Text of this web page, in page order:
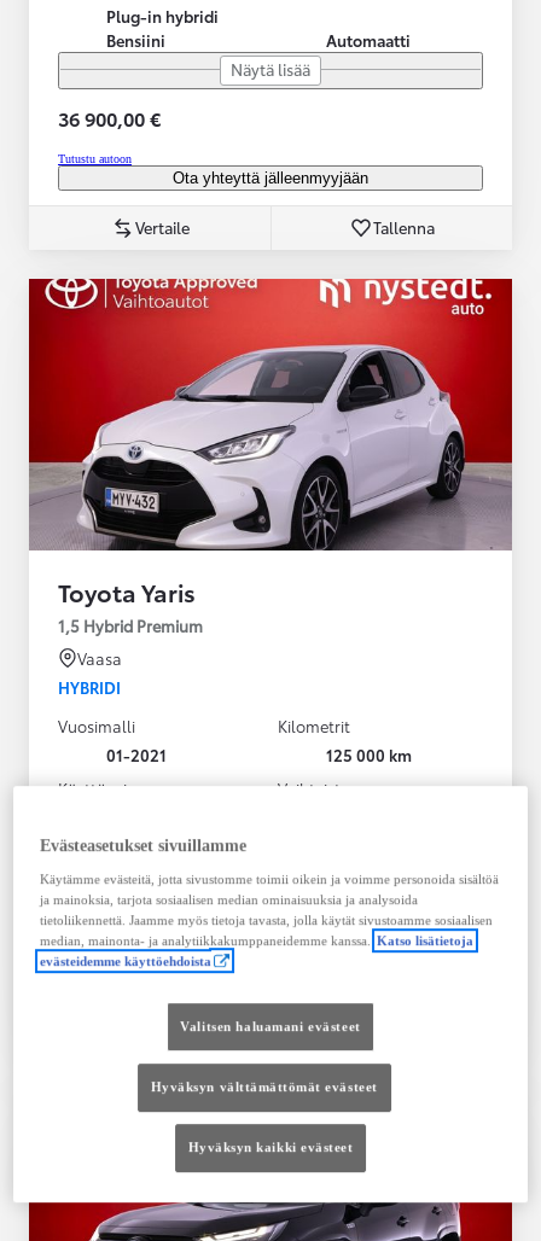
Plug-in hybridi
Bensiini
Automaatti
Näytä lisää
36 900,00 €
Tutustu autoon
Ota yhteyttä jälleenmyyjään
Vertaile Tallenna
Toyota Yaris
1,5 Hybrid Premium
Vaasa
HYBRIDI
Vuosimalli
01-2021
Kilometrit
125 000 km
Käyttövoima
Vaihteisto
Näytä lisää
20 980,00 €
283,33 € / kk
Tutustu autoon
Vertaile
Evästeasetukset sivuillamme
Käytämme evästeitä, jotta sivustomme toimii oikein ja voimme personoida sisältöä
ja mainoksia, tarjota sosiaalisen median ominaisuuksia ja analysoida
tietoliikennettä. Jaamme myös tietoja tavasta, jolla käytät sivustoamme sosiaalisen
median, mainonta- ja analytiikkakumppaneidemme kanssa. Katso lisätietoja
evästeidemme käyttöehdoista
Valitsen haluamani evästeet
Hyväksyn välttämättömät evästeet
Hyväksyn kaikki evästeet